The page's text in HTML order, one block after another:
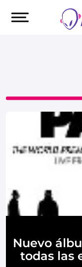
Nuevo
todas las